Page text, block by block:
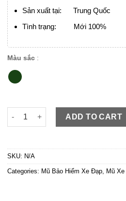
Sản xuất tại: Trung Quốc
Tình trạng: Mới 100%
Màu sắc :
Mũ xe đạp POC P17 Titan Xanh
ADD TO CART
SKU: N/A
Categories: Mũ Bảo Hiểm Xe Đạp Mũ